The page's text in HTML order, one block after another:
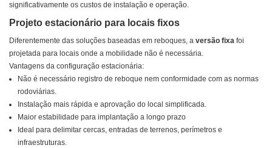
significativamente os custos de instalação e operação.
Projeto estacionário para locais fixos
Diferentemente das soluções baseadas em reboques, a versão fixa foi
projetada para locais onde a mobilidade não é necessária.
Vantagens da configuração estacionária:
Não é necessário registro de reboque nem conformidade com as normas
rodoviárias.
Instalação mais rápida e aprovação do local simplificada.
Maior estabilidade para implantação a longo prazo
Ideal para delimitar cercas, entradas de terrenos, perímetros e
infraestruturas.